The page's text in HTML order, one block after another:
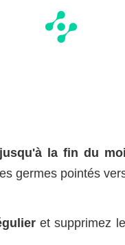
la fin du
germes pointés
et supprimez